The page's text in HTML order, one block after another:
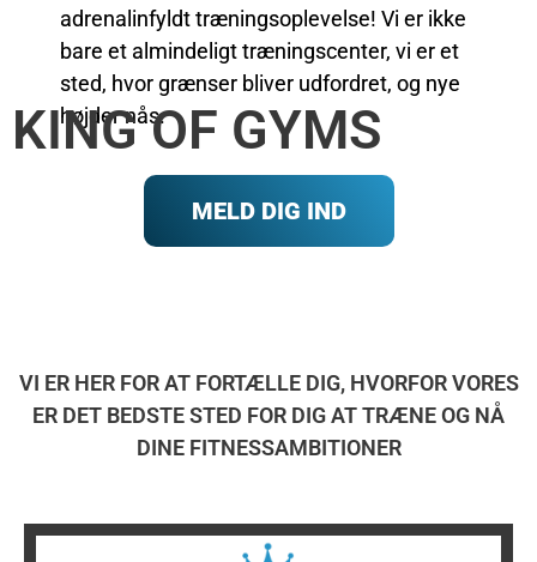
adrenalinfyldt træningsoplevelse! Vi er ikke
bare et almindeligt træningscenter, vi er et
sted, hvor grænser bliver udfordret, og nye
højder nås.
KING OF GYMS
MELD DIG IND
VI ER HER FOR AT FORTÆLLE DIG, HVORFOR VORES
ER DET BEDSTE STED FOR DIG AT TRÆNE OG NÅ
DINE FITNESSAMBITIONER